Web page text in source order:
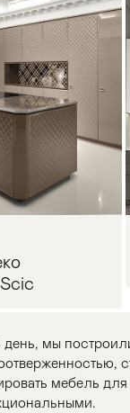
мы
мебель